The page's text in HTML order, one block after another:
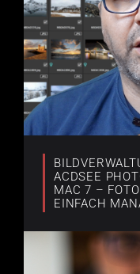
ACDSEE
MAC 7 –
EINFACH